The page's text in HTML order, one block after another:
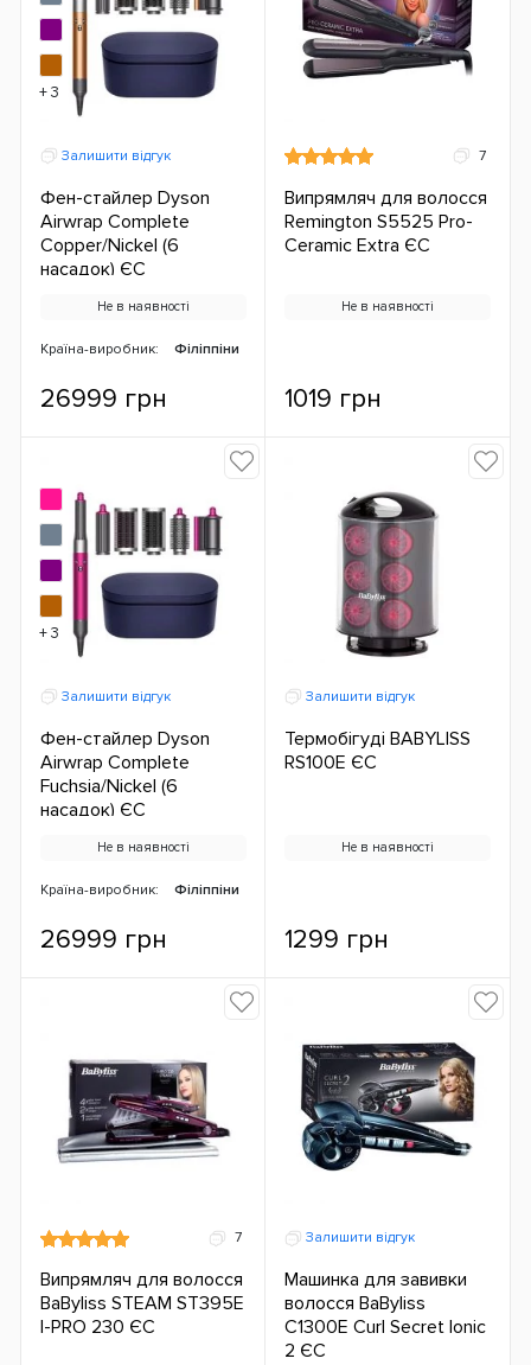
Залишити відгук
Фен-стайлер Dyson
Airwrap Complete
Copper/Nickel (6
насадок) ЄС
Не в наявності
Країна-виробник: Філіппіни
26999 грн
+ 3
7
Випрямляч для волосся
Remington S5525 Pro-
Ceramic Extra ЄС
Не в наявності
1019 грн
Залишити відгук
Фен-стайлер Dyson
Airwrap Complete
Fuchsia/Nickel (6
насадок) ЄС
Не в наявності
Країна-виробник: Філіппіни
26999 грн
+ 3
Залишити відгук
Термобігуді BABYLISS
RS100E ЄС
Не в наявності
1299 грн
7
Випрямляч для волосся
BaByliss STEAM ST395E
I-PRO 230 ЄС
Залишити відгук
Машинка для завивки
волосся BaByliss
C1300E Curl Secret Ionic
2 ЄС